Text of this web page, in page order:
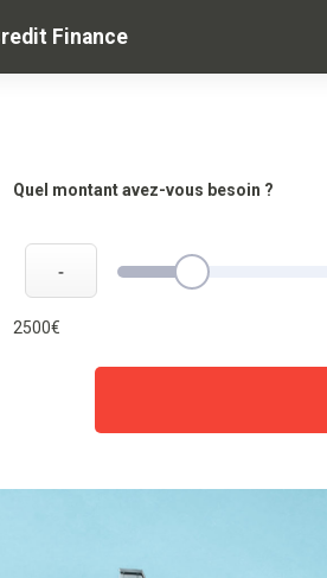
Finance
Quel montant avez-vous besoin ?
-
2500€